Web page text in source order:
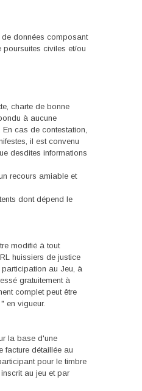
de données composant
poursuites civiles et/ou
charte de bonne
à aucune
cas de contestation,
il est convenu
desdites informations
recours amiable et
dont dépend le
modifié à tout
huissiers de justice
au Jeu, à
gratuitement à
complet peut être
en vigueur.
la base d'une
facture détaillée au
pour le timbre
au jeu et par